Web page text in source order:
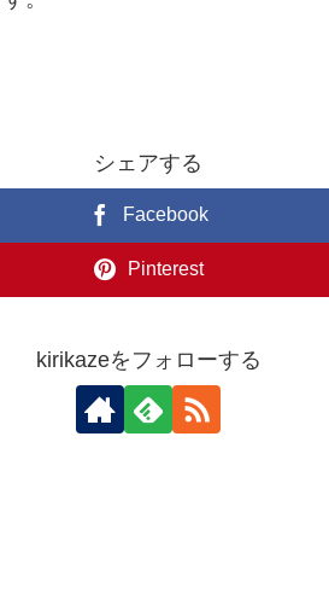
シェアする
Facebook
Pinterest
kirikazeをフォローする